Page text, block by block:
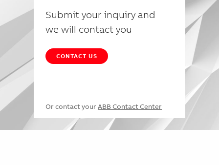
Submit your inquiry and
we will contact you
CONTACT US
Or contact your ABB Contact Center